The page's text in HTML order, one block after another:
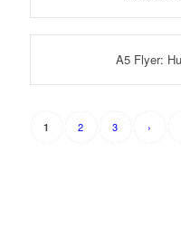
A5 Flyer:
1 2 3 ›